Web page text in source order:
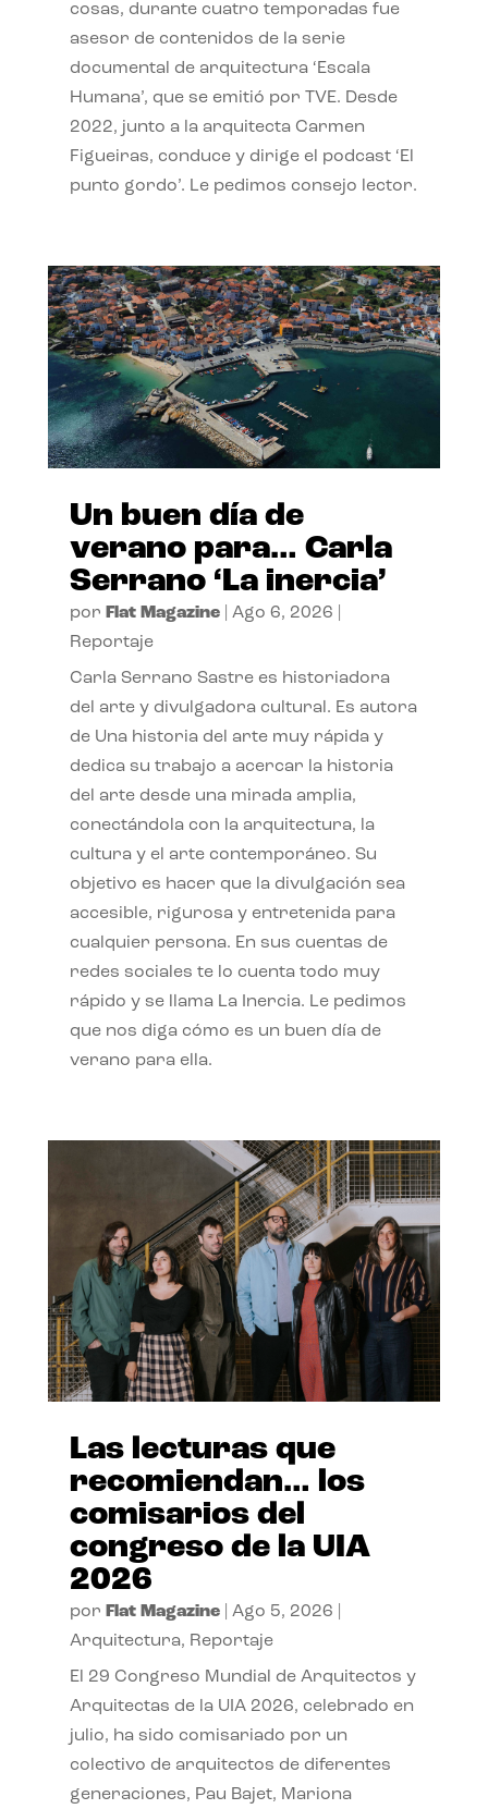
cosas, durante cuatro temporadas fue
asesor de contenidos de la serie
documental de arquitectura ‘Escala
Humana’, que se emitió por TVE. Desde
2022, junto a la arquitecta Carmen
Figueiras, conduce y dirige el podcast ‘El
punto gordo’. Le pedimos consejo lector.
Un buen día de
verano para… Carla
Serrano ‘La inercia’
por Flat Magazine| Ago 6, 2026
Reportaje
Carla Serrano Sastre es historiadora
del arte y divulgadora cultural. Es autora
de Una historia del arte muy rápida y
dedica su trabajo a acercar la historia
del arte desde una mirada amplia,
conectándola con la arquitectura, la
cultura y el arte contemporáneo. Su
objetivo es hacer que la divulgación sea
accesible, rigurosa y entretenida para
cualquier persona. En sus cuentas de
redes sociales te lo cuenta todo muy
rápido y se llama La Inercia. Le pedimos
que nos diga cómo es un buen día de
verano para ella.
Las lecturas que
recomiendan… los
comisarios del
congreso de la UIA
2026
por Flat Magazine| Ago 5, 2026
Arquitectura, Reportaje
El 29 Congreso Mundial de Arquitectos y
Arquitectas de la UIA 2026, celebrado en
julio, ha sido comisariado por un
colectivo de arquitectos de diferentes
generaciones, Pau Bajet, Mariona